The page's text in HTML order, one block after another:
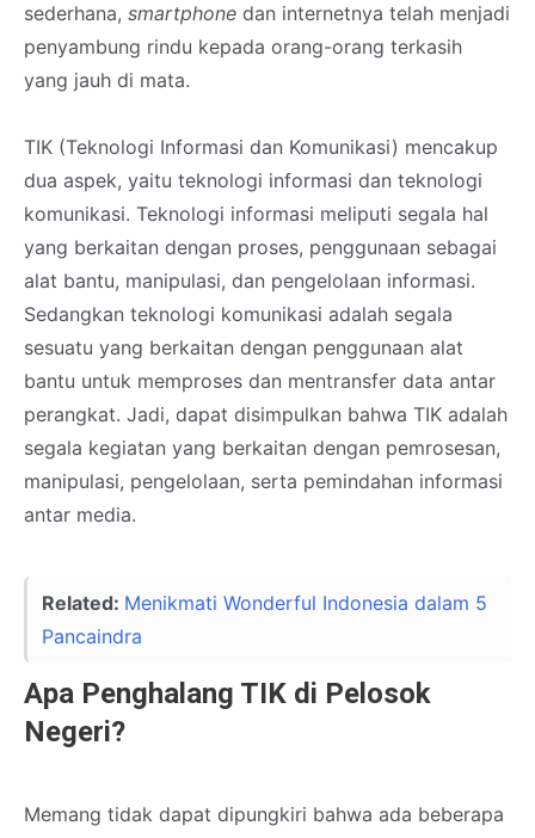
sederhana, smartphone dan internetnya telah menjadi
penyambung rindu kepada orang-orang terkasih
yang jauh di mata.
TIK (Teknologi Informasi dan Komunikasi) mencakup
dua aspek, yaitu teknologi informasi dan teknologi
komunikasi. Teknologi informasi meliputi segala hal
yang berkaitan dengan proses, penggunaan sebagai
alat bantu, manipulasi, dan pengelolaan informasi.
Sedangkan teknologi komunikasi adalah segala
sesuatu yang berkaitan dengan penggunaan alat
bantu untuk memproses dan mentransfer data antar
perangkat. Jadi, dapat disimpulkan bahwa TIK adalah
segala kegiatan yang berkaitan dengan pemrosesan,
manipulasi, pengelolaan, serta pemindahan informasi
antar media.
Related: Menikmati Wonderful Indonesia dalam 5
Pancaindra
Apa Penghalang TIK di Pelosok
Negeri?
Memang tidak dapat dipungkiri bahwa ada beberapa